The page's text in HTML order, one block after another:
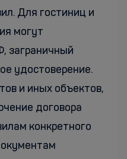
Для гостиниц и
могут
заграничный
удостоверение.
и иных объектов,
договора
конкретного